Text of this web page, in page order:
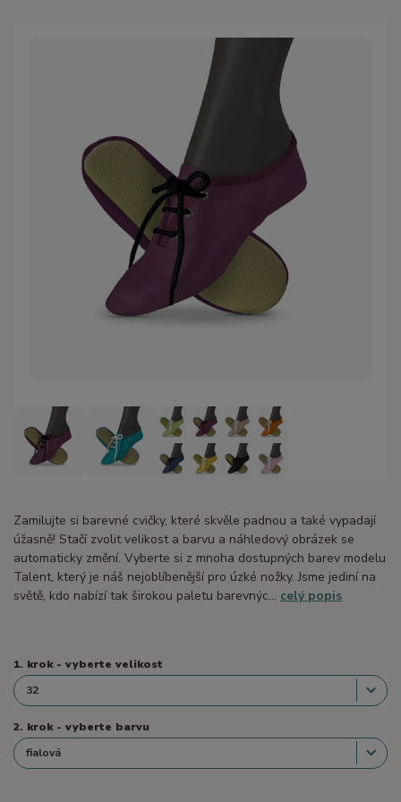
Zamilujte si barevné cvičky, které skvěle padnou a také vypadají
úžasně! Stačí zvolit velikost a barvu a náhledový obrázek se
automaticky změní. Vyberte si z mnoha dostupných barev modelu
Talent, který je náš nejoblíbenější pro úzké nožky. Jsme jediní na
světě, kdo nabízí tak širokou paletu barevnýc... celý popis
1. krok - vyberte velikost
2. krok - vyberte barvu